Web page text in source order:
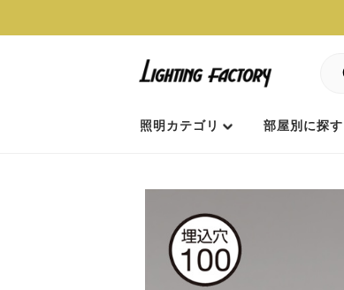
照明カテゴリ 部屋別に探す